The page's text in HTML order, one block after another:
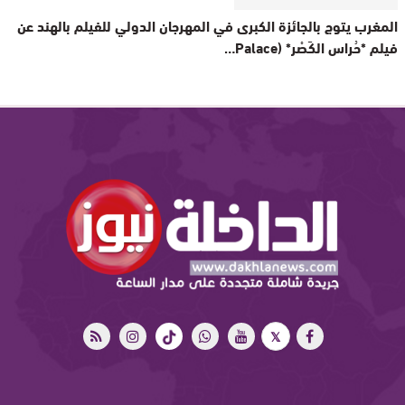
المغرب يتوج بالجائزة الكبرى في المهرجان الدولي للفيلم بالهند عن
فيلم *حُراس الكَصْر* (Palace…